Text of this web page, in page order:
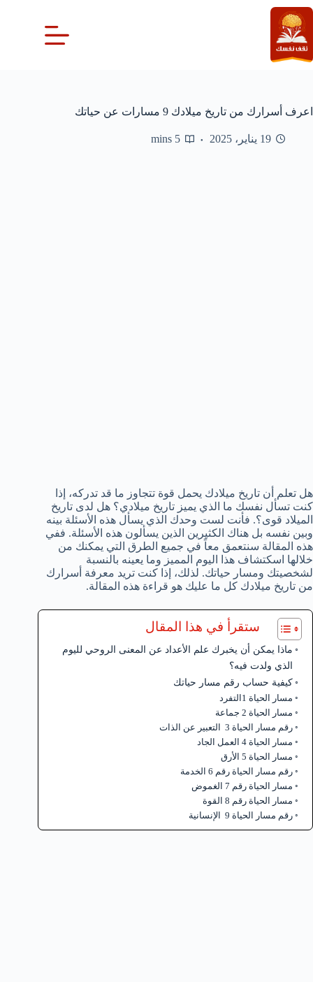
التجاوز
إلى
المحتوى
اعرف أسرارك من تاريخ ميلادك 9 مسارات عن حياتك
19 يناير، 2025 5 mins
هل تعلم أن تاريخ ميلادك يحمل قوة تتجاوز ما قد تدركه، إذا
كنت تسأل نفسك ما الذي يميز تاريخ ميلادي؟ هل لدى تاريخ
الميلاد قوى؟. فأنت لست وحدك الذي يسأل هذه الأسئلة بينه
وبين نفسه بل هناك الكثيرين الذين يسألون هذه الأسئلة. ففي
هذه المقالة سنتعمق معاً في جميع الطرق التي يمكنك من
خلالها اسكتشاف هذا اليوم المميز وما يعينه بالنسبة
لشخصيتك ومسار حياتك. لذلك، إذا كنت تريد معرفة أسرارك
من تاريخ ميلادك كل ما عليك هو قراءة هذه المقالة.
ستقرأ في هذا المقال
ماذا يمكن أن يخبرك علم الأعداد عن المعنى الروحي لليوم
الذي ولدت فيه؟
كيفية حساب رقم مسار حياتك
مسار الحياة 1التفرد
مسار الحياة 2 جماعة
رقم مسار الحياة 3 التعبير عن الذات
مسار الحياة 4 العمل الجاد
مسار الحياة 5 الأرق
رقم مسار الحياة رقم 6 الخدمة
مسار الحياة رقم 7 الغموض
مسار الحياة رقم 8 القوة
رقم مسار الحياة 9 الإنسانية